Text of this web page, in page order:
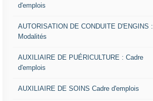
d'emplois
AUTORISATION DE CONDUITE D'ENGINS :
Modalités
AUXILIAIRE DE PUÉRICULTURE : Cadre
d'emplois
AUXILIAIRE DE SOINS Cadre d'emplois